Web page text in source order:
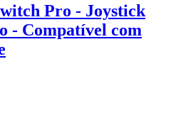
Pro - Joystick
- Compatível com